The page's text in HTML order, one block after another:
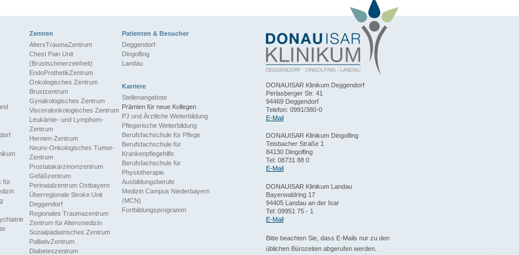
DONAUISAR Klinikum Deggendorf
Perlasberger Str. 41
94469 Deggendorf
Telefon: 0991/380-0
E-Mail
DONAUISAR Klinikum Dingolfing
Teisbacher Straße 1
84130 Dingolfing
Tel: 08731 88 0
E-Mail
DONAUISAR Klinikum Landau
Bayerwaldring 17
94405 Landau an der Isar
Tel: 09951 75 - 1
E-Mail
Bitte beachten Sie, dass E-Mails nur zu den
üblichen Bürozeiten abgerufen werden.
für
Zentren
AltersTraumaZentrum
Chest Pain Unit
(Brustschmerzeinheit)
EndoProthetikZentrum
Onkologisches Zentrum
Brustzentrum
Gynäkologisches Zentrum
Visceralonkologisches Zentrum
Leukämie- und Lymphom-
Zentrum
Hernien-Zentrum
Neuro-Onkologisches Tumor-
Zentrum
Prostatakarzinomzentrum
Gefäßzentrum
Perinatalzentrum Ostbayern
Überregionale Stroke Unit
Deggendorf
Regionales Traumazentrum
Zentrum für Altersmedizin
Sozialpädiatrisches Zentrum
PalliativZentrum
Diabeteszentrum
Patienten & Besucher
Deggendorf
Dingolfing
Landau
Karriere
Stellenangebote
Prämien für neue Kollegen
PJ und Ärztliche Weiterbildung
Pflegerische Weiterbildung
Berufsfachschule für Pflege
Berufsfachschule für
Krankenpflegehilfe
Berufsfachschule für
Physiotherapie
Ausbildungsberufe
Medizin Campus Niederbayern
(MCN)
Fortbildungsprogramm